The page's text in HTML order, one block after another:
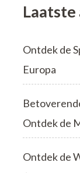
Ontdek de
Europa
Ontdek de
Ontdek de